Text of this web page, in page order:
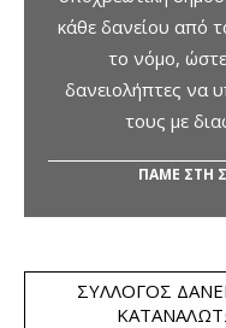
κάθε δανείου από
το νόμο,
δανειολήπτες να
τους με
ΠΑΜΕ ΣΤΗ
ΣΎΛΛΟΓΟΣ